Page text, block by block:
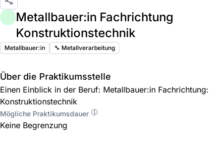
Metallbauer:in Fachrichtung
Konstruktionstechnik
Metallbauer:in 🔧 Metallverarbeitung
Über die Praktikumsstelle
Einen Einblick in der Beruf: Metallbauer:in Fachrichtung:
Konstruktionstechnik
Mögliche Praktikumsdauer
Keine Begrenzung